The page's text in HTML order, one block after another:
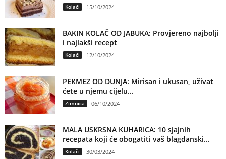
Kolači 15/10/2024
BAKIN KOLAČ OD JABUKA: Provjereno najbolji
i najlakši recept
Kolači 12/10/2024
PEKMEZ OD DUNJA: Mirisan i ukusan, uživat
ćete u njemu cijelu...
Zimnica 06/10/2024
MALA USKRSNA KUHARICA: 10 sjajnih
recepata koji će obogatiti vaš blagdanski...
Kolači 30/03/2024